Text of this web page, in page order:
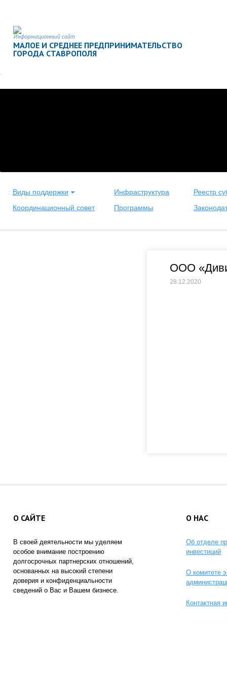
Информационный сайт
МАЛОЕ И СРЕДНЕЕ ПРЕДПРИНИМАТЕЛЬСТВО
ГОРОДА СТАВРОПОЛЯ
Виды поддержки Инфраструктура
Реестр
Координационный совет
Программы
ООО
28.12.2020
О САЙТЕ
В своей деятельности мы уделяем
особое внимание построению
долгосрочных партнерских отношений,
основанных на высокий степени
доверия и конфиденциальности
сведений о Вас и Вашем бизнесе.
О НАС
Об отделе
инвестиций
О комитете
Контактная